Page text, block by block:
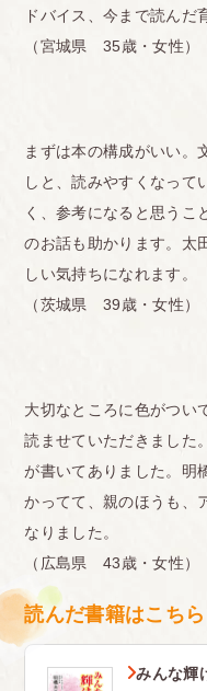
ドバイス、今まで読んだ
（宮城県 35歳・女性）
まずは本の構成がいい。
しと、読みやすくなって
く、参考になると思うこ
のお話も助かります。太
しい気持ちになれます。
（茨城県 39歳・女性）
大切なところに色がつい
読ませていただきました
が書いてありました。明
かってて、親のほうも、
なりました。
（広島県 43歳・女性）
読んだ書籍はこちら
みんな輝